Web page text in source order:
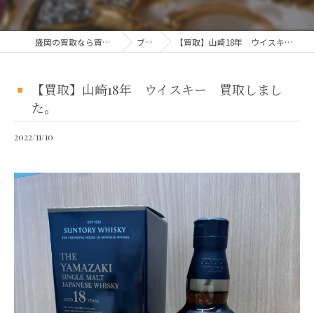
盛岡の買取なら買取大吉 盛岡店 ブログ 【買取】山崎18年 ウイスキー 買取しました。
【買取】山崎18年 ウイスキー 買取しまし
た。
2022/11/10